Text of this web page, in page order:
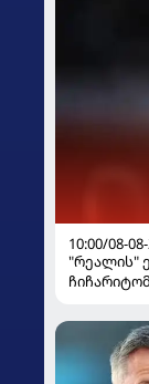
10:00/08-
"რეალის"